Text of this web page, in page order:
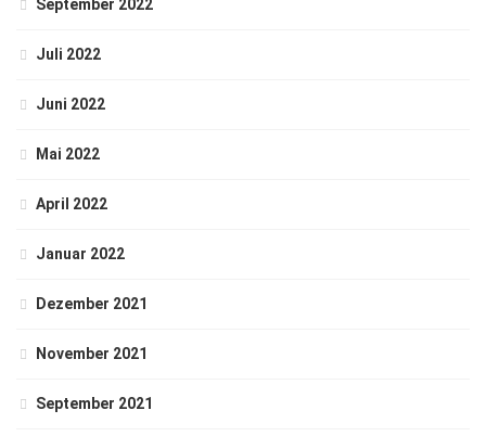
September 2022
Juli 2022
Juni 2022
Mai 2022
April 2022
Januar 2022
Dezember 2021
November 2021
September 2021